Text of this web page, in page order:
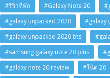
#รีวิวที่พัก
#Galaxy Note 20
#galaxy unpacked 2020
#galaxy
#galaxy unpacked 2020 bts
#samsung galaxy note 20 plus
#galaxy note 20 review
#โน้ต 20